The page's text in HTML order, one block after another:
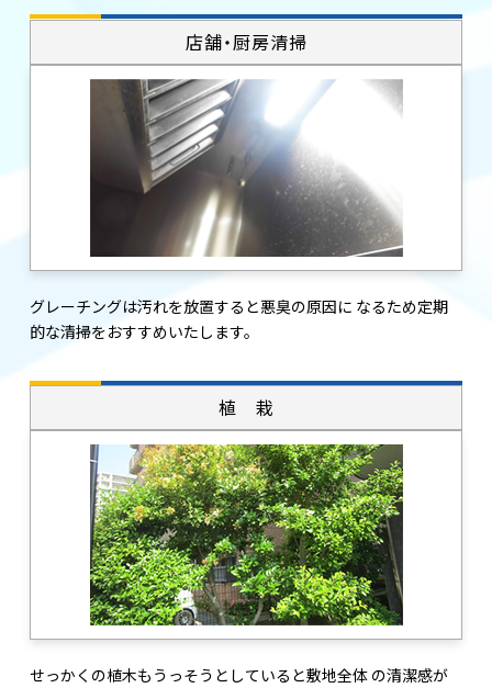
店舗・厨房清掃
グレーチングは汚れを放置すると悪臭の原因に なるため定期
的な清掃をおすすめいたします。
植 栽
せっかくの植木もうっそうとしていると敷地全体 の清潔感が